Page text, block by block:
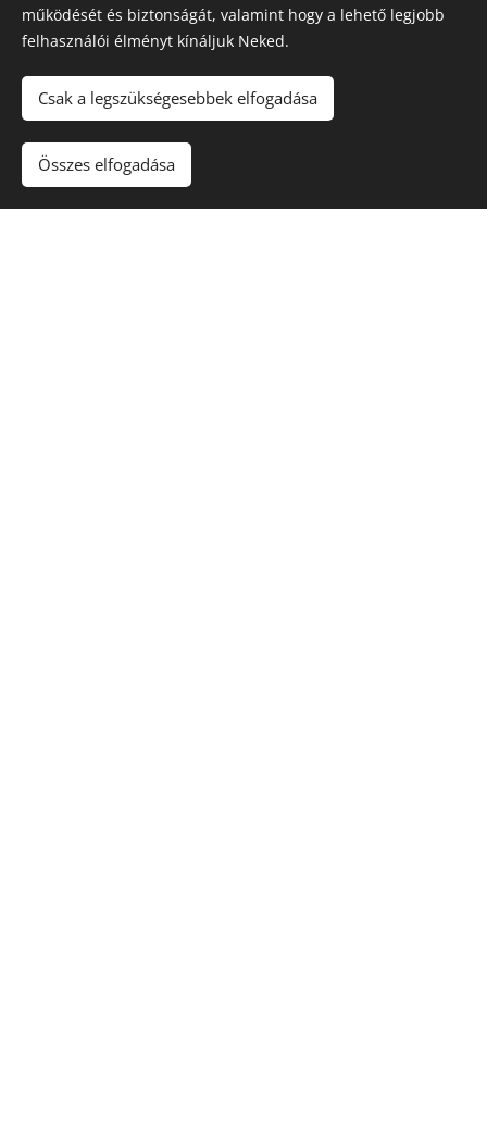
működését és biztonságát, valamint hogy a lehető legjobb
felhasználói élményt kínáljuk Neked.
Csak a legszükségesebbek elfogadása
Összes elfogadása